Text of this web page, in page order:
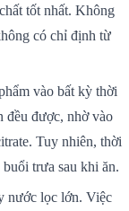
tốt nhất. Không
có chỉ định từ
vào bất kỳ thời
đều được, nhờ vào
Tuy nhiên, thời
trưa sau khi ăn.
nước lọc lớn. Việc